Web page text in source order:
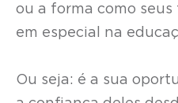
ou a forma como
em especial na
Ou seja: é a sua